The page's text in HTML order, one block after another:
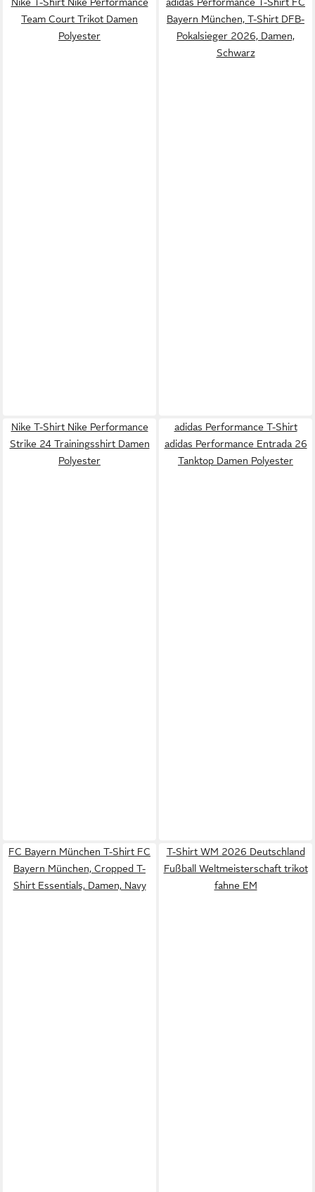
Team Court Trikot Damen
Polyester
Bayern München, T-Shirt DFB-
Pokalsieger 2026, Damen,
Schwarz
Nike T-Shirt Nike Performance
Strike 24 Trainingsshirt Damen
Polyester
adidas Performance T-Shirt
adidas Performance Entrada 26
Tanktop Damen Polyester
FC Bayern München T-Shirt FC
Bayern München, Cropped T-
Shirt Essentials, Damen, Navy
T-Shirt WM 2026 Deutschland
Fußball Weltmeisterschaft trikot
fahne EM